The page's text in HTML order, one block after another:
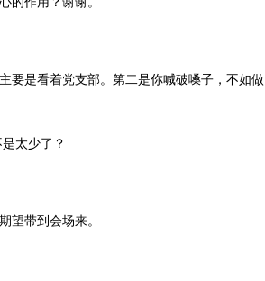
要是看着党支部。第二是你喊破嗓子，不如做
太少了？
望带到会场来。